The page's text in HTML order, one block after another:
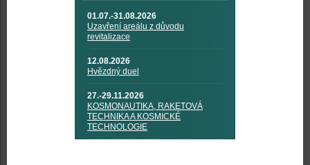
01.07.-31.08.2026
Uzavření areálu z důvodu
revitalizace
12.08.2026
Hvězdný duel
27.-29.11.2026
KOSMONAUTIKA, RAKETOVÁ
TECHNIKA A KOSMICKÉ
TECHNOLOGIE